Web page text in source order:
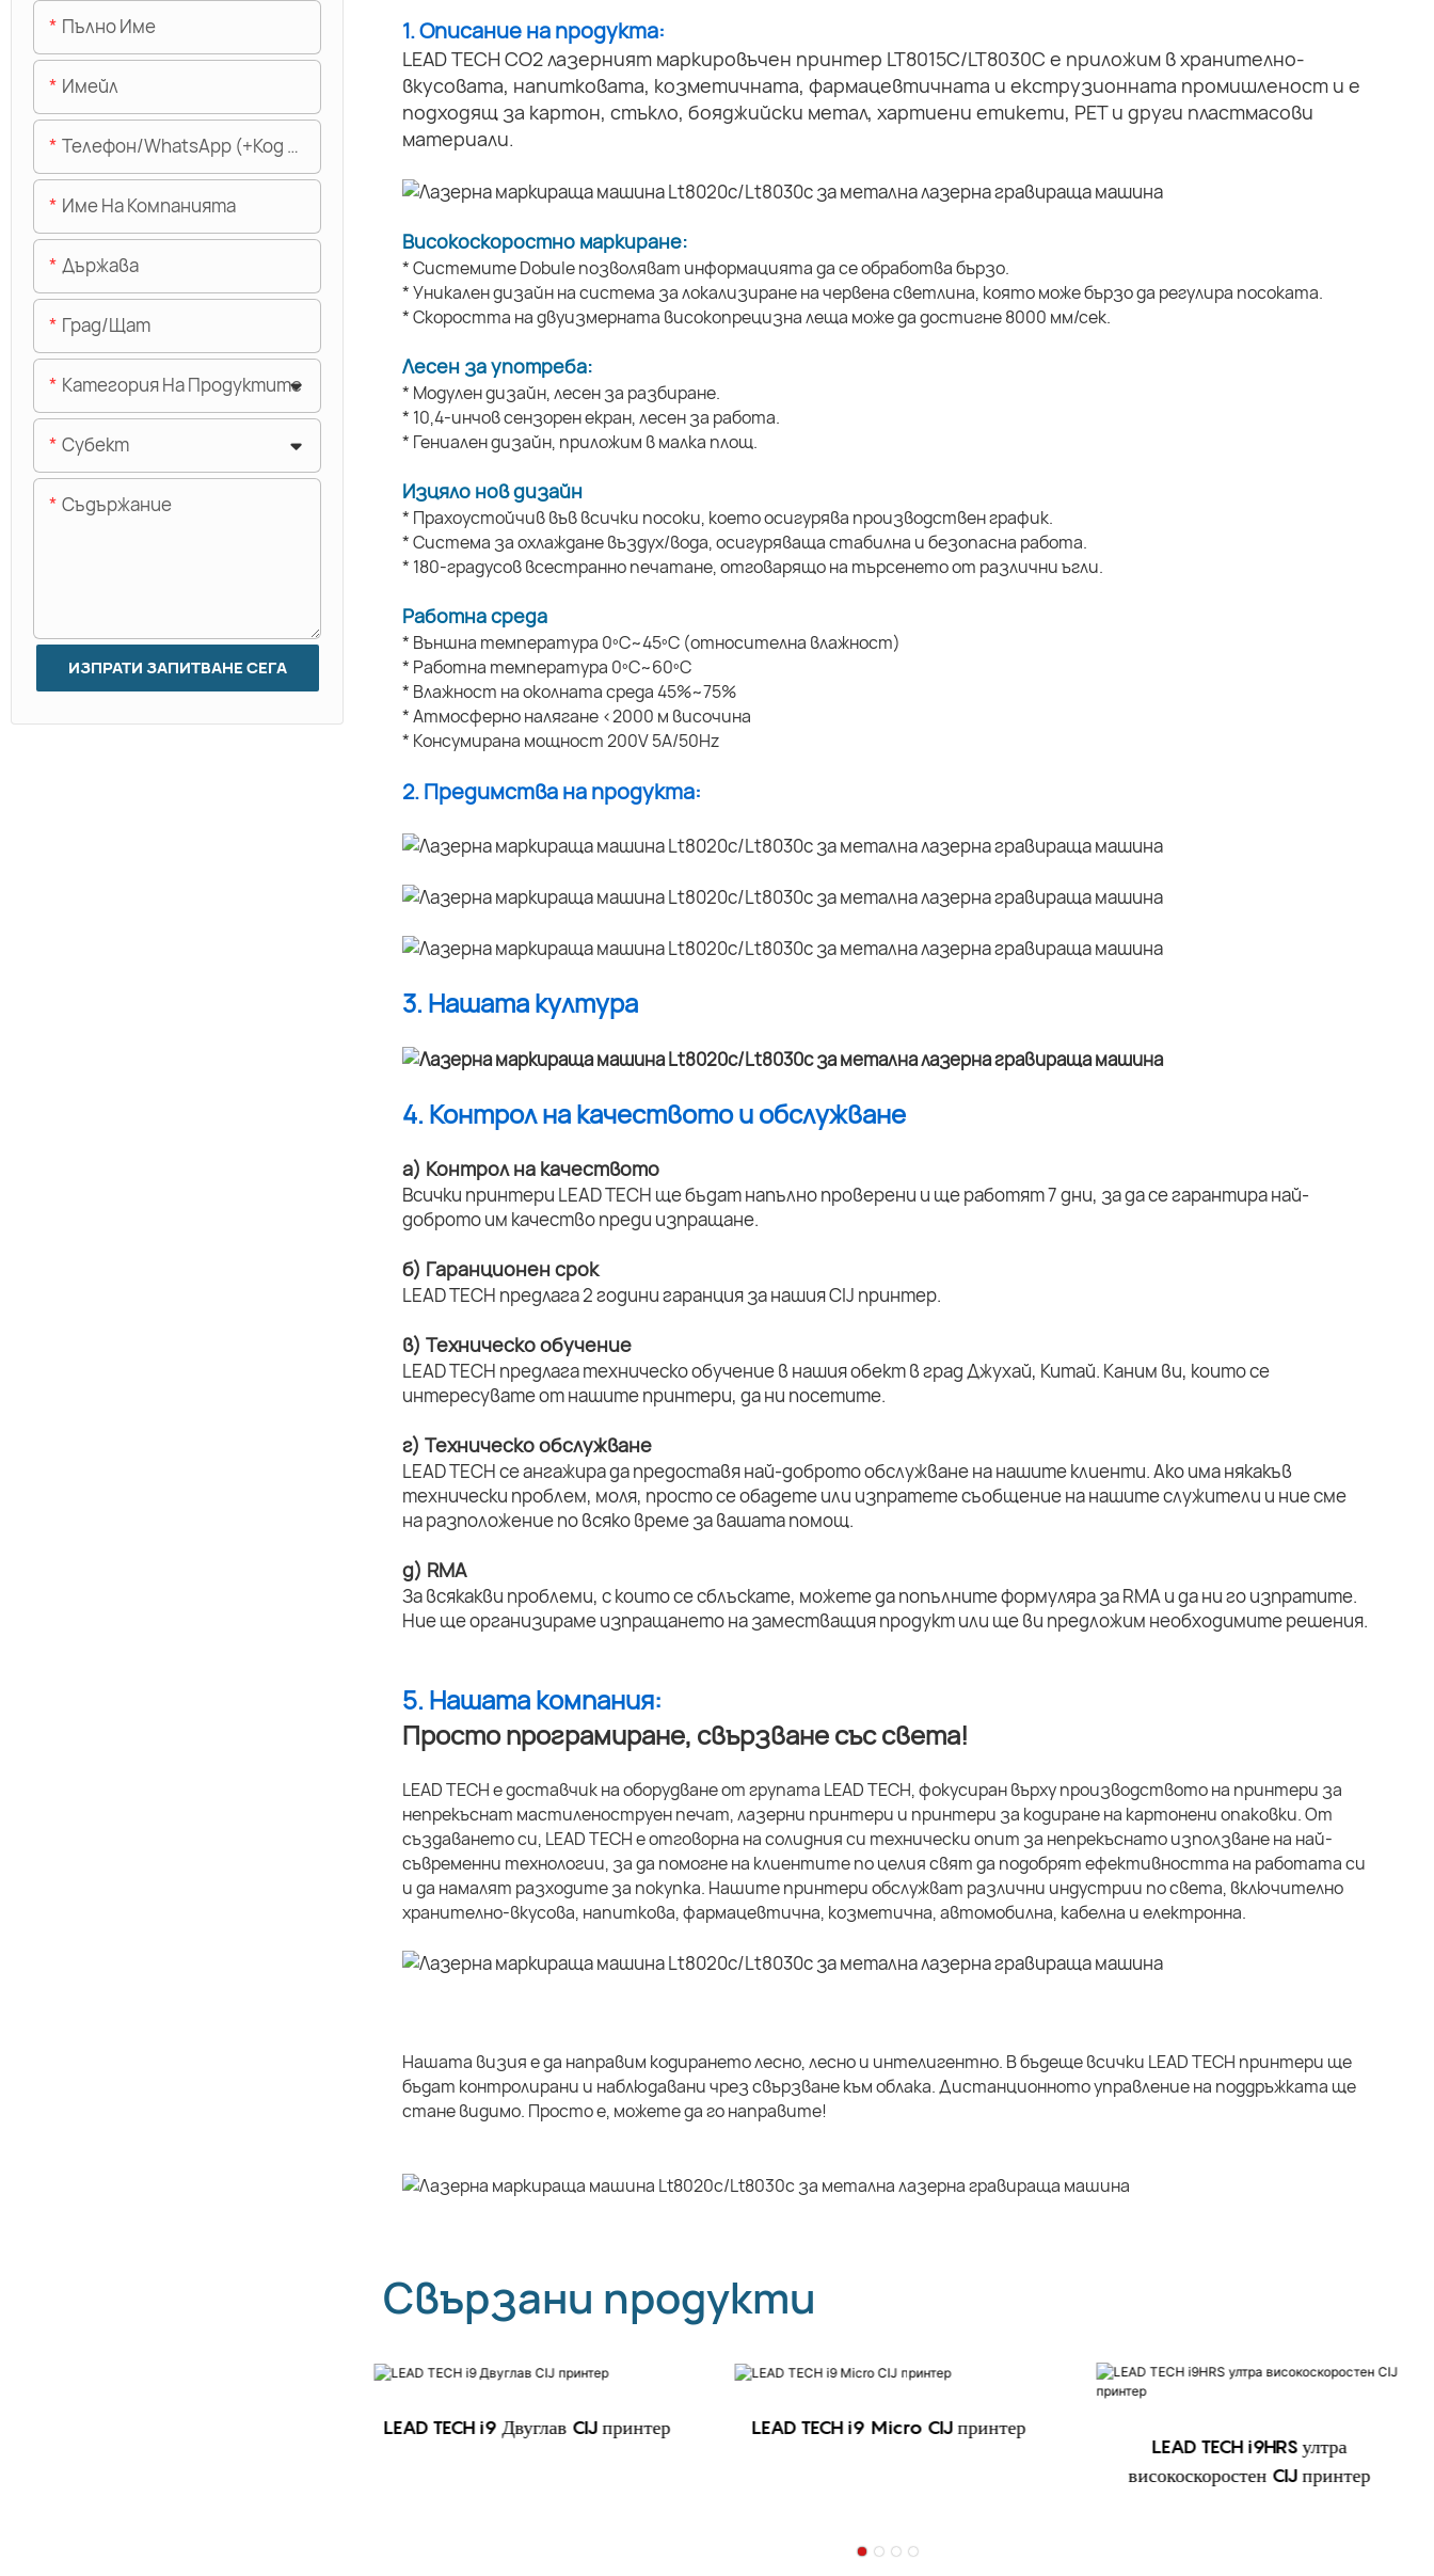
1. Описание на продукта:
LEAD TECH CO2 лазерният маркировъчен принтер LT8015C/LT8030C е приложим в хранително-
вкусовата, напитковата, козметичната, фармацевтичната и екструзионната промишленост и е
подходящ за картон, стъкло, бояджийски метал, хартиени етикети, PET и други пластмасови
материали.
Високоскоростно маркиране:
* Системите Dobule позволяват информацията да се обработва бързо.
* Уникален дизайн на система за локализиране на червена светлина, която може бързо да регулира посоката.
* Скоростта на двуизмерната високопрецизна леща може да достигне 8000 мм/сек.
Лесен за употреба:
* Модулен дизайн, лесен за разбиране.
* 10,4-инчов сензорен екран, лесен за работа.
* Гениален дизайн, приложим в малка площ.
Изцяло нов дизайн
* Прахоустойчив във всички посоки, което осигурява производствен график.
* Система за охлаждане въздух/вода, осигуряваща стабилна и безопасна работа.
* 180-градусов всестранно печатане, отговарящо на търсенето от различни ъгли.
Работна среда
* Външна температура 0ºC~45ºC (относителна влажност)
* Работна температура 0ºC~60ºC
* Влажност на околната среда 45%~75%
* Атмосферно налягане <2000 м височина
* Консумирана мощност 200V 5A/50Hz
2. Предимства на продукта:
3. Нашата култура
4. Контрол на качеството и обслужване
а) Контрол на качеството
Всички принтери LEAD TECH ще бъдат напълно проверени и ще работят 7 дни, за да се гарантира най-
доброто им качество преди изпращане.
б) Гаранционен срок
LEAD TECH предлага 2 години гаранция за нашия CIJ принтер.
в) Техническо обучение
LEAD TECH предлага техническо обучение в нашия обект в град Джухай, Китай. Каним ви, които се
интересувате от нашите принтери, да ни посетите.
г) Техническо обслужване
LEAD TECH се ангажира да предоставя най-доброто обслужване на нашите клиенти. Ако има някакъв
технически проблем, моля, просто се обадете или изпратете съобщение на нашите служители и ние сме
на разположение по всяко време за вашата помощ.
д) RMA
За всякакви проблеми, с които се сблъскате, можете да попълните формуляра за RMA и да ни го изпратите.
Ние ще организираме изпращането на заместващия продукт или ще ви предложим необходимите решения.
5. Нашата компания:
Просто програмиране, свързване със света!
LEAD TECH е доставчик на оборудване от групата LEAD TECH, фокусиран върху производството на принтери за
непрекъснат мастиленоструен печат, лазерни принтери и принтери за кодиране на картонени опаковки. От
създаването си, LEAD TECH е отговорна на солидния си технически опит за непрекъснато използване на най-
съвременни технологии, за да помогне на клиентите по целия свят да подобрят ефективността на работата си
и да намалят разходите за покупка. Нашите принтери обслужват различни индустрии по света, включително
хранително-вкусова, напиткова, фармацевтична, козметична, автомобилна, кабелна и електронна.
Нашата визия е да направим кодирането лесно, лесно и интелигентно. В бъдеще всички LEAD TECH принтери ще
бъдат контролирани и наблюдавани чрез свързване към облака. Дистанционното управление на поддръжката ще
стане видимо. Просто е, можете да го направите!
Свързани продукти
LEAD TECH i9 Двуглав CIJ принтер
LEAD TECH i9 Micro CIJ принтер
LEAD TECH i9HRS ултра
високоскоростен CIJ принтер
Пълно Име
Имейл
Телефон/WhatsApp (+Код На Областта)
Име На Компанията
Държава
Град/щат
Категория На Продуктите
Субект
Съдържание
ИЗПРАТИ ЗАПИТВАНЕ СЕГА